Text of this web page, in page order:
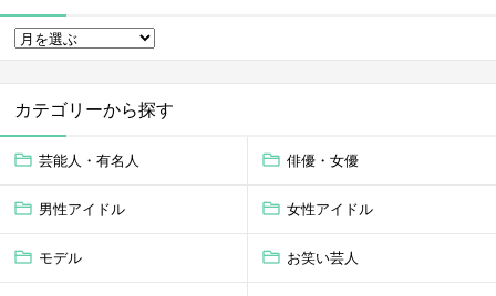
カテゴリーから探す
芸能人・有名人 俳優・女優
男性アイドル 女性アイドル
モデル お笑い芸人